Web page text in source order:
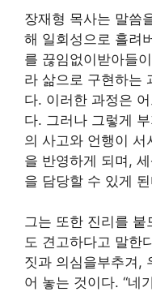
장재형 목사는 말씀
해 일회성으로 흘려
를 끊임없이받아들
라 삶으로 구현하는
다. 이러한 과정은
다. 그러나 그렇게
의 사고와 언행이 서
을 반영하게 되며,
을 담당할 수 있게
그는 또한 진리를 붙
도 견고하다고 말한
짓과 의심을부추겨,
어 놓는 것이다. “네